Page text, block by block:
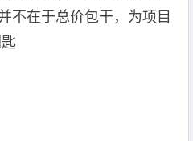
不在于总价包干，为项目